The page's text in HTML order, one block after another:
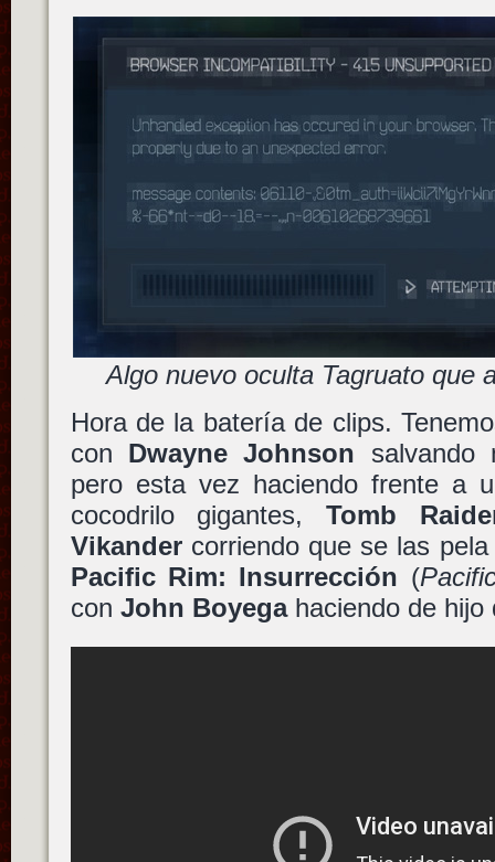
Algo nuevo oculta Tagruato que
Hora de la batería de clips.
con Dwayne Johnson salvando
pero esta vez haciendo frente a
cocodrilo gigantes, Tomb
Vikandercorriendo que se las
Pacific Rim: Insurrección (
con John Boyegahaciendo de hijo